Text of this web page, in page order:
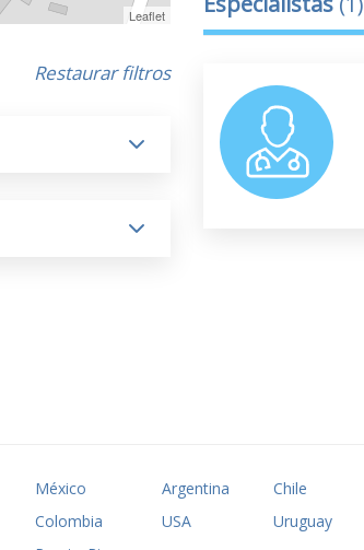
Leaflet
Restaurar filtros
México Argentina
Chile
Colombia
USA
Uruguay